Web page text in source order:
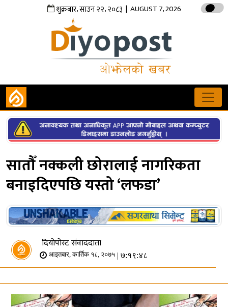
शुक्रबार,साउन२२,२०८३ | AUGUST 7, 2026
सातौँ नक्कली छोरालाई नागरिकता
बनाइदिएपछि यस्तो ‘लफडा’
दियोपोस्ट संवाददाता
आइतबार, कार्तिक १८, २०७५ | ७:१९:४८